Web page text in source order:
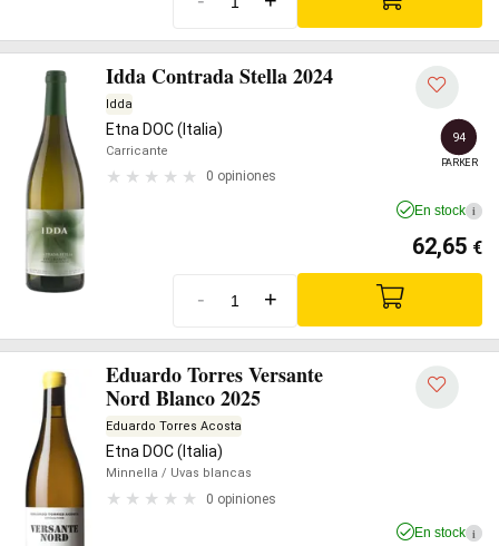
Idda Contrada Stella 2024
Idda
Etna DOC (Italia)
Carricante
0 opiniones
94
PARKER
En stock i
62,65 €
- +
Eduardo Torres Versante
Nord Blanco 2025
Eduardo Torres Acosta
Etna DOC (Italia)
Minnella / Uvas blancas
0 opiniones
En stock i